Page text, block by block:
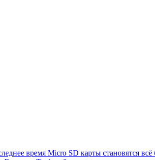
время Micro SD карты становятся